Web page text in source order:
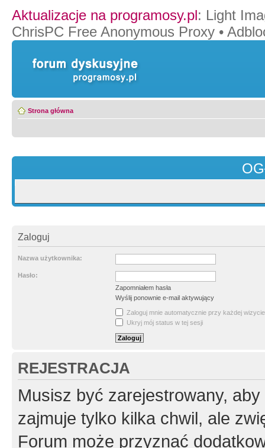
Aktualizacje na programosy.pl: Light
ChrisPC Free Anonymous Proxy •
Strona główna
Zaloguj
Nazwa użytkownika:
Hasło:
Zapomniałem hasła
Wyślij ponownie e-mail aktywujący
Zaloguj mnie automatycznie przy każdej wizycie
Ukryj mój status w tej sesji
REJESTRACJA
Musisz być zarejestrowany,
zajmuje tylko kilka chwil, ale
Forum może przyznać